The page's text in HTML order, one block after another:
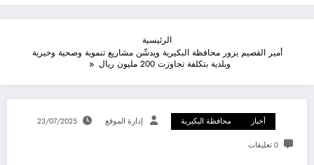
الرئيسية
أمير القصيم يزور محافظة البكيرية ويدشّن مشاريع تنموية وصحية وخيرية
وبلدية بتكلفة تجاوزت 200 مليون ريال
أخبار محافظة البكيرية إدارة الموقع 23/07/2025
0 تعليقات